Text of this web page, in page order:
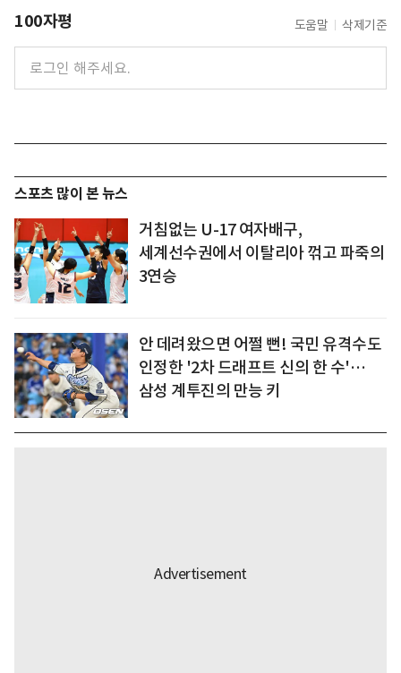
100자평 도움말 삭제기준
스포츠 많이 본 뉴스
거침없는 U-17 여자배구,
세계선수권에서 이탈리아 꺾고 파죽의
3연승
안 데려왔으면 어쩔 뻔! 국민 유격수도
인정한 '2차 드래프트 신의 한 수'…
삼성 계투진의 만능 키